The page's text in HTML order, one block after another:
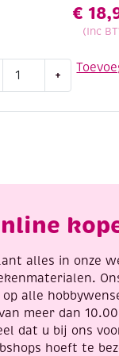
€
(Inc
+
alles in onze
alle
meer dan
dat u bij ons
hoeft te